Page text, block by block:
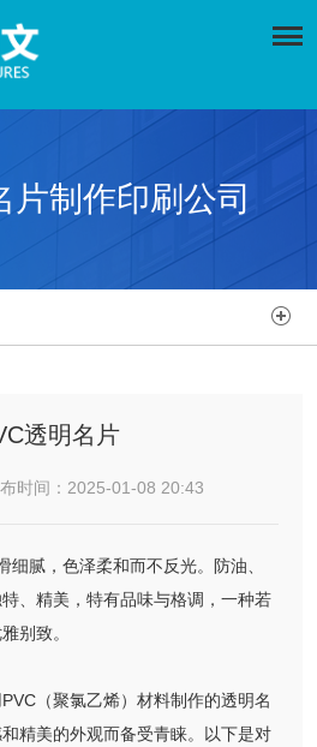
片制作印刷公司

透明名片
时间：2025-01-08 20:43
细腻，色泽柔和而不反光。防油、
、精美，特有品味与格调，一种若
别致。
（聚氯乙烯）材料制作的透明名
精美的外观而备受青睐。以下是对